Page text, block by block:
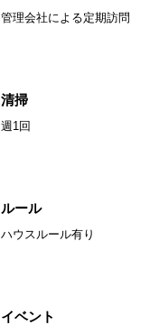
管理会社による定期訪問
清掃
週1回
ルール
ハウスルール有り
イベント